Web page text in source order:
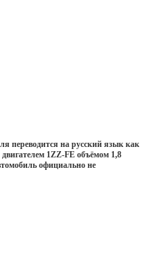
переводится на русский язык как
1ZZ-FE объёмом 1,8
официально не